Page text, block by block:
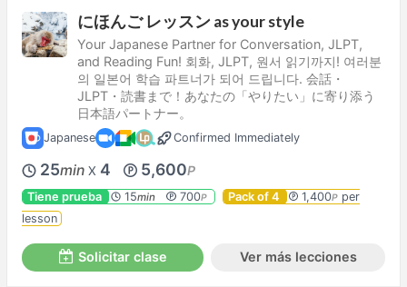
にほんご レッスン as your style
Your Japanese Partner for Conversation, JLPT,
and Reading Fun! 회화, JLPT, 원서 읽기까지! 여러분
의 일본어 학습 파트너가 되어 드립니다. 会話・
JLPT・読書まで！あなたの「やりたい」に寄り添う
日本語パートナー。
Japanese Confirmed Immediately
25min X 4 5,600P
Tiene prueba 15min 700P Pack of 4 1,400Pper
lesson
Solicitar clase Ver más lecciones